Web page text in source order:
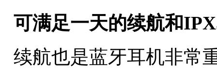
可满足一天的续航和
续航也是蓝牙耳机非常